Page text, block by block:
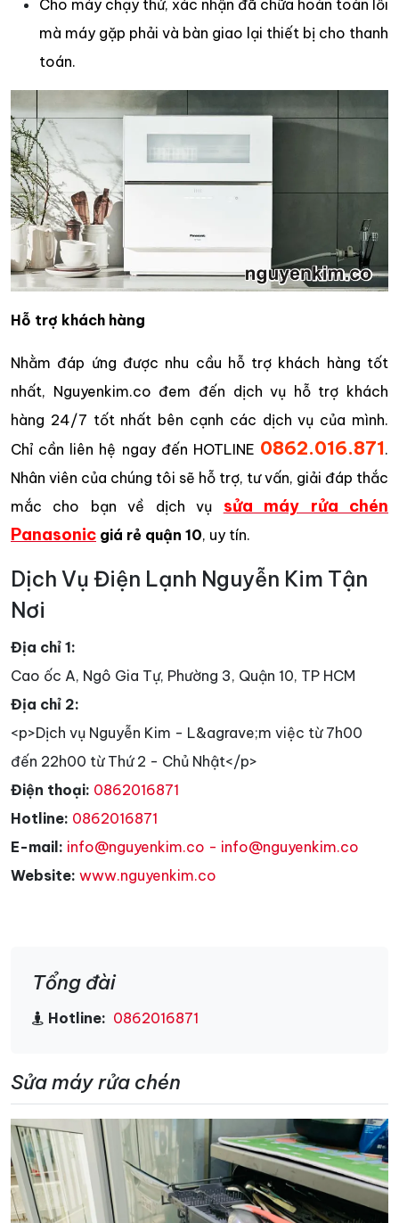
Cho máy chạy thử, xác nhận đã chữa hoàn toàn lỗi
mà máy gặp phải và bàn giao lại thiết bị cho thanh
toán.
Hỗ trợ khách hàng
Nhằm đáp ứng được nhu cầu hỗ trợ khách hàng tốt
nhất, Nguyenkim.co đem đến dịch vụ hỗ trợ khách
hàng 24/7 tốt nhất bên cạnh các dịch vụ của mình.
Chỉ cần liên hệ ngay đến HOTLINE 0862.016.871.
Nhân viên của chúng tôi sẽ hỗ trợ, tư vấn, giải đáp thắc
mắc cho bạn về dịch vụ sửa máy rửa chén
Panasonic giá rẻ quận 10, uy tín.
Dịch Vụ Điện Lạnh Nguyễn Kim Tận
Nơi
Địa chỉ 1:
Cao ốc A, Ngô Gia Tự, Phường 3, Quận 10, TP HCM
Địa chỉ 2:
<p>Dịch vụ Nguyễn Kim - L&agrave;m việc từ 7h00
đến 22h00 từ Thứ 2 - Chủ Nhật</p>
Điện thoại: 0862016871
Hotline: 0862016871
E-mail: info@nguyenkim.co - info@nguyenkim.co
Website: www.nguyenkim.co
Tổng đài
Hotline: 0862016871
Sửa máy rửa chén